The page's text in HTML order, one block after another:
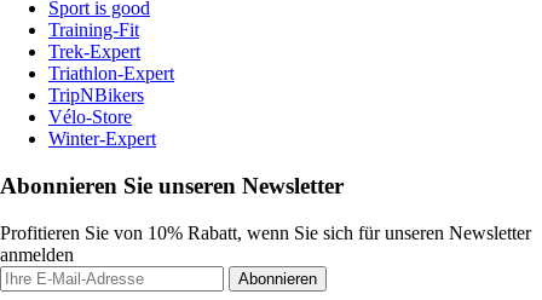
Sport is good
Training-Fit
Trek-Expert
Triathlon-Expert
TripNBikers
Vélo-Store
Winter-Expert
Abonnieren Sie unseren Newsletter
Profitieren Sie von 10% Rabatt, wenn Sie sich für unseren Newsletter
anmelden
Abonnieren